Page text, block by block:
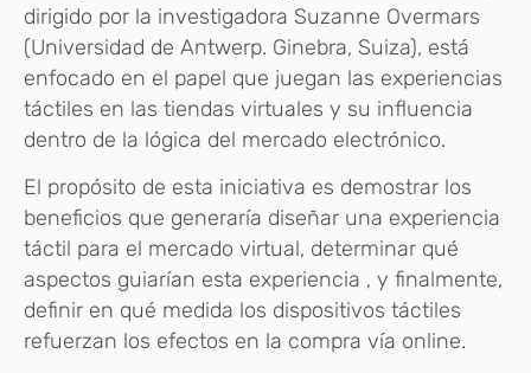
dirigido por la investigadora Suzanne Overmars
(Universidad de Antwerp. Ginebra, Suiza), está
enfocado en el papel que juegan las experiencias
táctiles en las tiendas virtuales y su influencia
dentro de la lógica del mercado electrónico.
El propósito de esta iniciativa es demostrar los
beneficios que generaría diseñar una experiencia
táctil para el mercado virtual, determinar qué
aspectos guiarían esta experiencia , y finalmente,
definir en qué medida los dispositivos táctiles
refuerzan los efectos en la compra vía online.